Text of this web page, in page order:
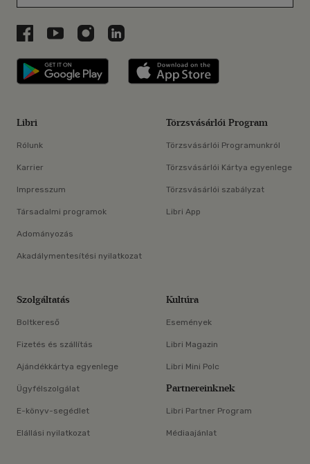
Libri a Facebookon
Libri a Youtube-on
Libri az Instagramon
Libri a LinkedInen
Libri applikáció Szerezd meg: Google
Libri
Rólunk
Karrier
Impresszum
Társadalmi programok
Adományozás
Akadálymentesítési nyilatkozat
Törzsvásárlói Program
Törzsvásárlói Programunkról
Törzsvásárlói Kártya egyenlege
Törzsvásárlói szabályzat
Libri App
Szolgáltatás
Boltkereső
Fizetés és szállítás
Ajándékkártya egyenlege
Ügyfélszolgálat
E-könyv-segédlet
Elállási nyilatkozat
Kultúra
Események
Libri Magazin
Libri Mini Polc
Partnereinknek
Libri Partner Program
Médiaajánlat